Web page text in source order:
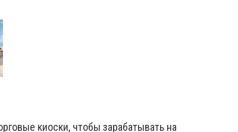
киоски, чтобы зарабатывать на